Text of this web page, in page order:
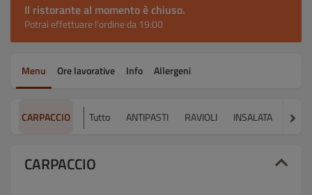
Il ristorante al momento è chiuso.
Potrai effettuare l’ordine da 19:00
Menu Ore lavorative Info Allergeni
CARPACCIO Tutto ANTIPASTI RAVIOLI INSALATA
CARPACCIO